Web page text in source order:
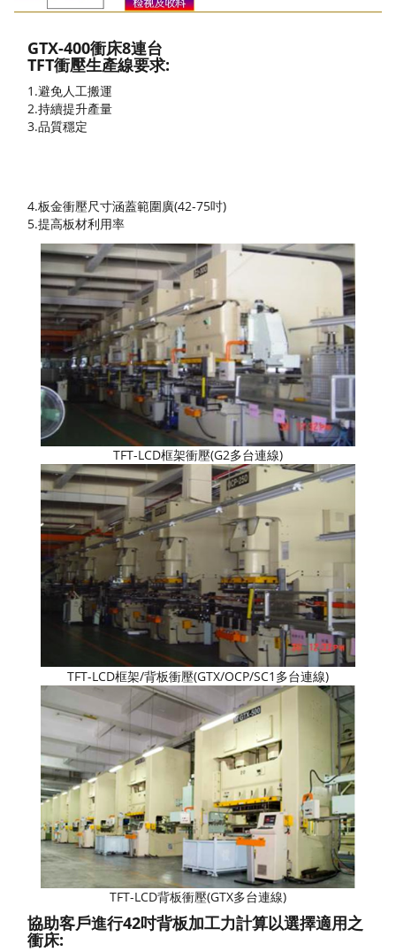
GTX-400衝床8連台
TFT衝壓生產線要求:
1.避免人工搬運
2.持續提升產量
3.品質穩定
4.板金衝壓尺寸涵蓋範圍廣(42-75吋)
5.提高板材利用率
TFT-LCD框架衝壓(G2多台連線)
TFT-LCD框架/背板衝壓(GTX/OCP/SC1多台連線)
TFT-LCD背板衝壓(GTX多台連線)
協助客戶進行42吋背板加工力計算以選擇適用之
衝床: